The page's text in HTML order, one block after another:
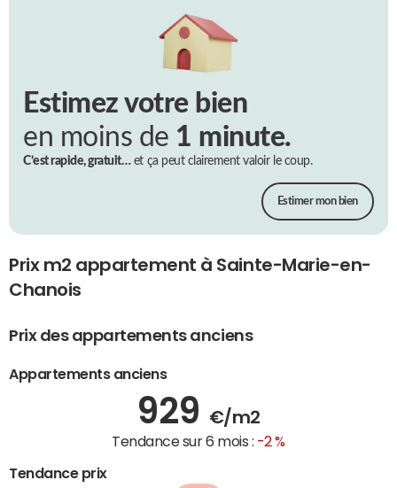
Estimez votre bien
en moins de 1 minute.
C’est rapide, gratuit…et ça peut clairement valoir le coup.
Estimer mon bien
Prix m2 appartement à Sainte-Marie-en-
Chanois
Prix des appartements anciens
Appartements anciens
929 €/m2
Tendance sur 6 mois : -2 %
Tendance prix